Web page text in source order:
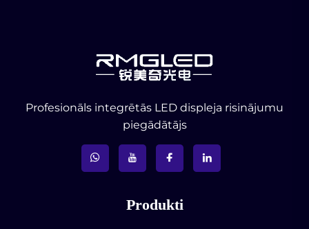
Profesionāls integrētās LED displeja risinājumu
piegādātājs
Produkti